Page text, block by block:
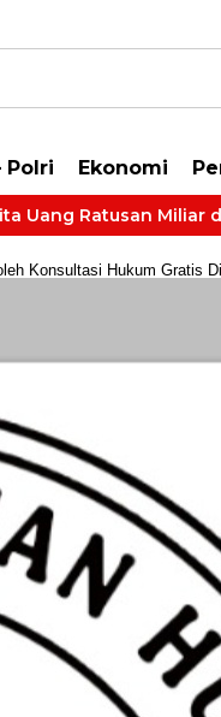
Polri Ekonomi
Miliar dalam
Konsultasi Hukum Gratis